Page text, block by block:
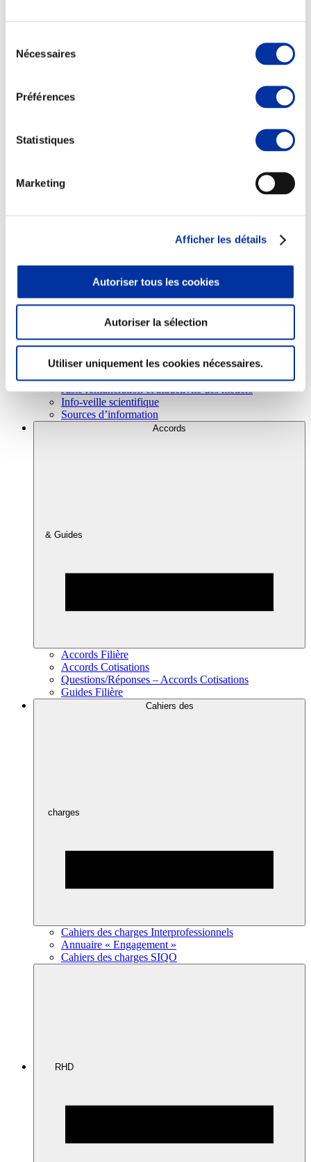
Nécessaires
Préférences
Statistiques
Marketing
Afficher les détails
Autoriser tous les cookies
Autoriser la sélection
Utiliser uniquement les cookies nécessaires.
Sécurité sanitaire
Viandes et santé
Juste rémunération et attractivité des métiers
Info-veille scientifique
Sources d’information
Accords
& Guides
Accords Filière
Accords Cotisations
Questions/Réponses – Accords Cotisations
Guides Filière
Cahiers des
charges
Cahiers des charges Interprofessionnels
Annuaire « Engagement »
Cahiers des charges SIQO
RHD